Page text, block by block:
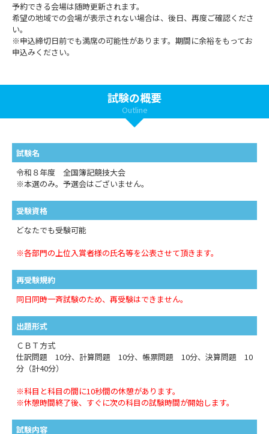
予約できる会場は随時更新されます。
希望の地域での会場が表示されない場合は、後日、再度ご確認くださ
い。
※申込締切日前でも満席の可能性があります。期間に余裕をもってお
申込みください。
試験の概要
Outline
試験名
令和８年度 全国簿記競技大会
※本選のみ。予選会はございません。
受験資格
どなたでも受験可能
※各部門の上位入賞者様の氏名等を公表させて頂きます。
再受験規約
同日同時一斉試験のため、再受験はできません。
出題形式
ＣＢＴ方式
仕訳問題 10分、計算問題 10分、帳票問題 10分、決算問題 10
分（計40分）
※科目と科目の間に10秒間の休憩があります。
※休憩時間終了後、すぐに次の科目の試験時間が開始します。
試験内容